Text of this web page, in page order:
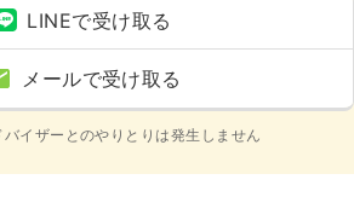
LINEで受け取る
メールで受け取る
イザーとのやりとりは発生しません